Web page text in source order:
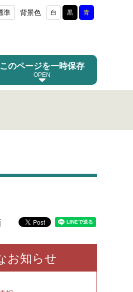
準 背景色 白 黒 青
このページを一時保存
お知らせ